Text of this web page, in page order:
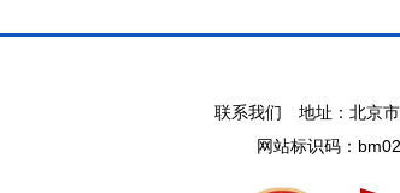
联系我们 地址：北京
网站标识码：